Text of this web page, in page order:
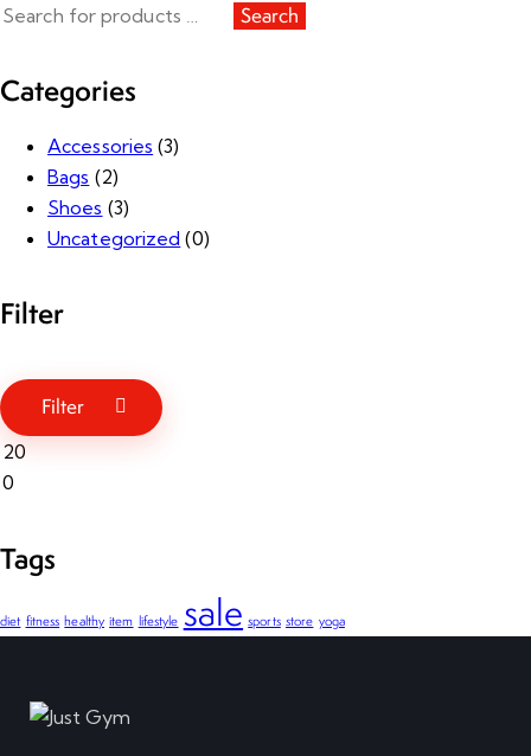
Search
Categories
Accessories (3)
Bags (2)
Shoes (3)
Uncategorized (0)
Filter
Filter
Tags
diet fitness healthy item lifestyle sale sports store yoga